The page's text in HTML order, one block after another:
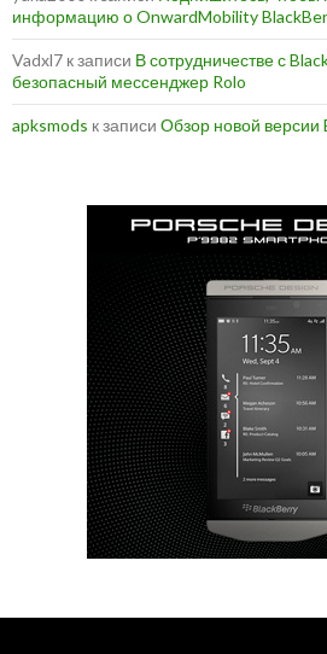
информацию о OnwardMobility
Vadxl7 к записи В сотрудничестве с
безопасный мессенджер Rolo
apksmods к записи Обзор новой версии